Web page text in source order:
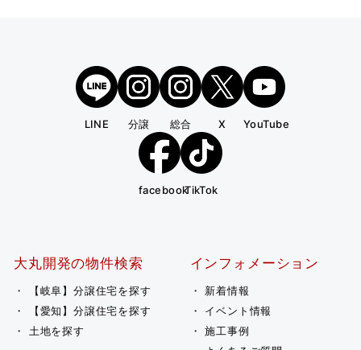
LINE 分譲 総合 X YouTube
facebookTikTok
大丸開発の物件検索
【岐阜】分譲住宅を探す
【愛知】分譲住宅を探す
土地を探す
インフォメーション
新着情報
イベント情報
施工事例